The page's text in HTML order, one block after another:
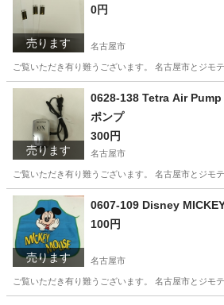
売ります
0円
名古屋市
ご覧いただき有り難うございます。 名古屋市とジ
愛知 名古屋市
売ります
0628-138 Tetra Air Pump
ポンプ
300円
名古屋市
ご覧いただき有り難うございます。 名古屋市とジ
愛知 名古屋市
売ります
0607-109 Disney
100円
名古屋市
ご覧いただき有り難うございます。 名古屋市とジ